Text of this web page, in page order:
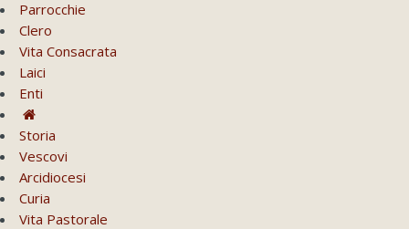
Parrocchie
Clero
Vita Consacrata
Laici
Enti
Storia
Vescovi
Arcidiocesi
Curia
Vita Pastorale